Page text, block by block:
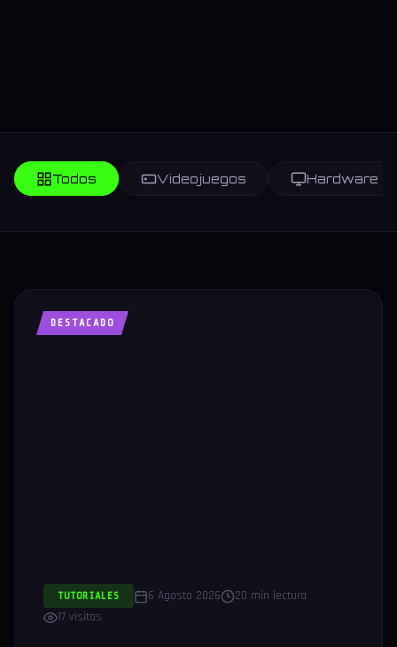
Todos Videojuegos Hardware
DESTACADO
TUTORIALES 6 Agosto 2026
20 min lectura
17 visitas